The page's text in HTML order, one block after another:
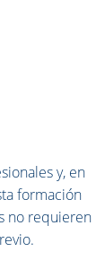
y, en
formación
no requieren